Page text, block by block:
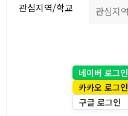
관심지역/학교
네이버 로그인
카카오 로그인
구글 로그인